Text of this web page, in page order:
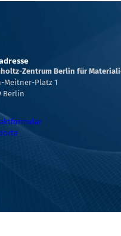
Zentrum Berlin für
Meitner-Platz 1
Berlin